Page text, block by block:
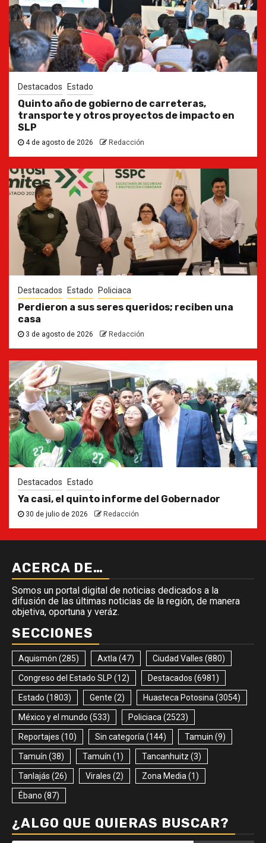
Destacados Estado
Quinto año de gobierno de carreteras,
transporte y otros proyectos de impacto en
SLP
4 de agosto de 2026 Redacción
Destacados Estado Policiaca
Perdieron a sus seres queridos; reciben una
casa
3 de agosto de 2026 Redacción
Destacados Estado
Ya casi, el quinto informe del Gobernador
30 de julio de 2026 Redacción
ACERCA DE…
Somos un portal digital de noticias dedicados a la
difusión de las últimas noticias de la región, de manera
objetiva, oportuna y veráz.
SECCIONES
Aquismón (285) Axtla(47) Ciudad Valles (880)
Congreso del Estado SLP (12) Destacados (6981)
Estado (1803) Gente (2) Huasteca Potosina(3054)
México y el mundo (533) Policiaca(2523)
Reportajes (10) Sin categoría(144) Tamuin (9)
Tamuín (38) Tamuín (1) Tancanhuitz (3)
Tanlajás (26) Virales (2) Zona Media(1)
Ébano (87)
¿ALGO QUE QUIERAS BUSCAR?